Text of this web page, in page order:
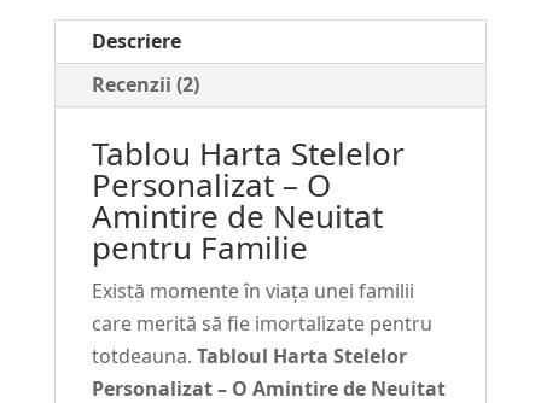
Familie
Descriere
Recenzii (2)
Tablou Harta Stelelor
Personalizat – O
Amintire de Neuitat
pentru Familie
Există momente în viața unei familii
care merită să fie imortalizate pentru
totdeauna. Tabloul Harta Stelelor
Personalizat – O Amintire de Neuitat